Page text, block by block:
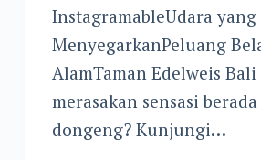
InstagramableUdara yang
MenyegarkanPeluang
AlamTaman Edelweis
merasakan sensasi
dongeng? Kunjungi…